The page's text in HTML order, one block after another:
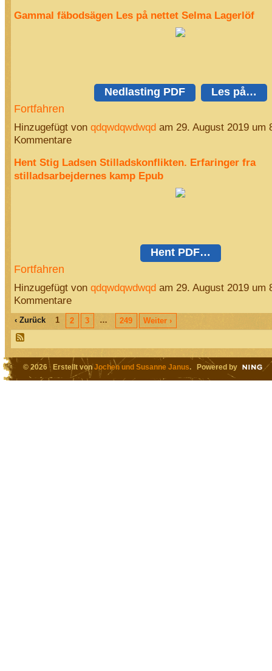
Gammal fäbodsägen Les på nettet Selma Lagerlöf
Nedlasting PDF
Les på…
Fortfahren
Hinzugefügt von qdqwdqwdwqd am 29. August 2019
Kommentare
Hent Stig Ladsen Stilladskonflikten. Erfaringer fra
stilladsarbejdernes kamp Epub
Hent PDF…
Fortfahren
Hinzugefügt von qdqwdqwdwqd am 29. August 2019 um
Kommentare
‹ Zurück 1 2 3 … 249 Weiter ›
© 2026 Erstellt vonJochen und Susanne Janus. Powered by